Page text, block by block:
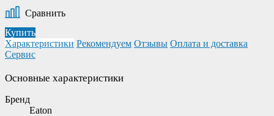
Сравнить
Купить
Характеристики Рекомендуем Отзывы Оплата и доставка
Сервис
Основные характеристики
Бренд
Eaton